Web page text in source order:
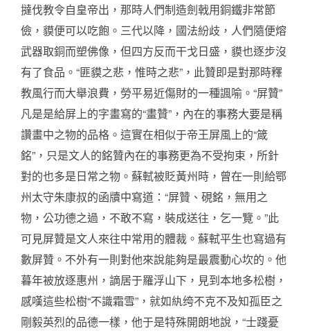
撻伐教令自皇帝出，那時人們制造劍戟用銅鐵非常節
儉，貘便可以吃飽。三代以降，國法紛歧，人們隨便熔
武器取銅而塑佛像，但四方反而干戈日盛，貘也逐步沒
有了食品。“匪貘之悲，惟時之悲”，此贊即是對那時釋
教風行而大舉浪費，勞平易近傷財的一種諷喻。“屏贊”
凡是是給屏上的字畫寫的“畫贊”，內在的事務大要是稱
讚畫中之物的品格。這實在相似于帝王屏風上的“箴
銘”，只是文人的銘贊內在的事務更為不受拘束，所針
對的也多是日常之物。蘇軾被貶黃州時，曾在一則給鄂
州太守朱康叔的函牘中寫道：“屏贊、硯銘，無用之
物，公功德之過，不敢不寫，裝成送往，乞一覽。”此
可見屏贊是文人來往中常用的體裁。蘇軾平生也寫過有
數屏贊。不外有一則對他來說能夠是最震動心坎的。他
暮年被放逐惠州，謫居于羅浮山下，見到本地多松樹，
感嘆這些松樹“不識霜雪”，就如紈绔不克不及知孤臣之
剛毅英烈的品德一樣，他于是特殊開朗地說，“士踐憂